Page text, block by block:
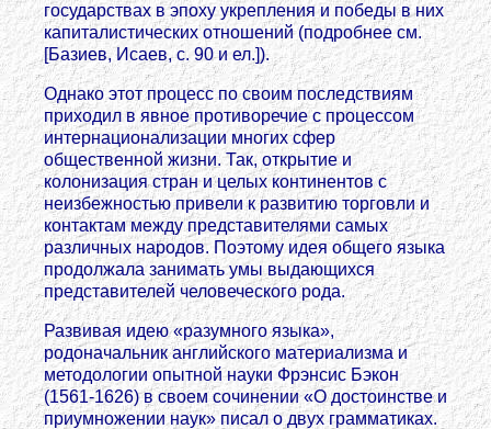
государствах в эпоху укрепления и победы в них
капиталистических отношений (подробнее см.
[Базиев, Исаев, с. 90 и ел.]).
Однако этот процесс по своим последствиям
приходил в явное противоречие с процессом
интернационализации многих сфер
общественной жизни. Так, открытие и
колонизация стран и целых континентов с
неизбежностью привели к развитию торговли и
контактам между представителями самых
различных народов. Поэтому идея общего языка
продолжала занимать умы выдающихся
представителей человеческого рода.
Развивая идею «разумного языка»,
родоначальник английского материализма и
методологии опытной науки Фрэнсис Бэкон
(1561-1626) в своем сочинении «О достоинстве и
приумножении наук» писал о двух грамматиках.